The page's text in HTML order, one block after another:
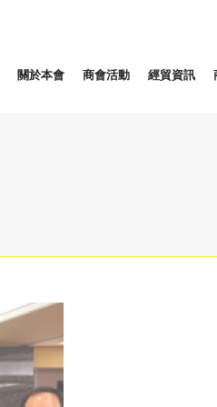
關於本會 商會活動 經貿資訊